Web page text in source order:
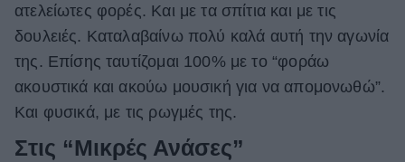
ατελείωτες φορές. Και με τα σπίτια και με τις
δουλειές. Καταλαβαίνω πολύ καλά αυτή την αγωνία
της. Επίσης ταυτίζομαι 100% με το “φοράω
ακουστικά και ακούω μουσική για να απομονωθώ”.
Και φυσικά, με τις ρωγμές της.
Στις “Μικρές Ανάσες”